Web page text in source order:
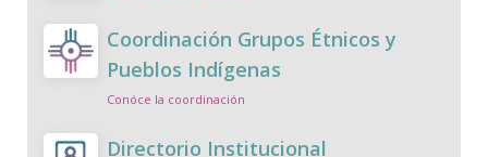
Coordinación Grupos Étnicos y
Pueblos Indígenas
Conóce la coordinación
Directorio Institucional